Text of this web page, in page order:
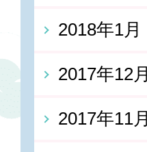
2018年1月
2017年12月
2017年11月